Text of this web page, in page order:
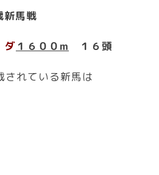
新馬戦
ダ １６００m １６頭
されている新馬は